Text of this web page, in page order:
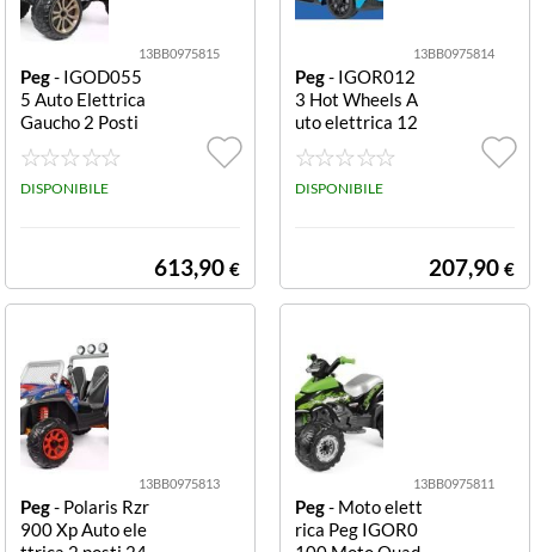
13BB0975815
Peg- IGOD055
5 Auto Elettrica
Gaucho 2 Posti
24V 8Ah Lithiu
m Nero Gaucho
2 posti Xp 24V
DISPONIBILE
613,90 €
13BB0975814
Peg- IGOR012
3 Hot Wheels A
uto elettrica 12
V Azzurro e Ara
ncio R/C 12V 3,
1Ah Lithium
DISPONIBILE
207,90 €
13BB0975813
Peg- Polaris Rzr
900 Xp Auto ele
13BB0975811
Peg- Moto elett
rica Peg IGOR0